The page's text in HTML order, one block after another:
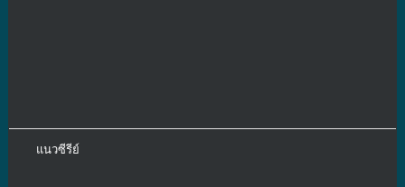
แนวซีรีย์